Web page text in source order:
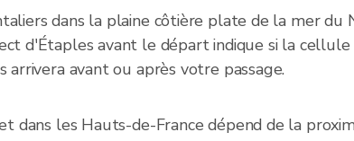
dans la plaine côtière plate de la mer du
d'Étaples avant le départ indique si la cellule
avant ou après votre passage.
dans les Hauts-de-France dépend de la